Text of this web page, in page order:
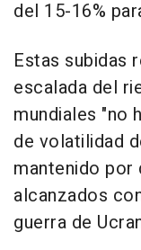
del 15-16%
Estas subidas
escalada del
mundiales "no
de volatilidad
mantenido por
alcanzados
guerra de